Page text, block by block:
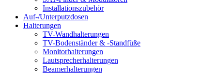
Installationszubehör
Auf-/Unterputzdosen
Halterungen
TV-Wandhalterungen
TV-Bodenständer & -Standfüße
Monitorhalterungen
Lautsprecherhalterungen
Beamerhalterungen